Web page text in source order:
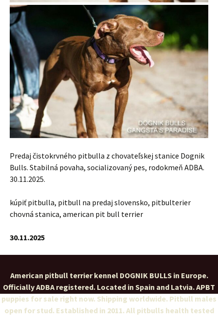
Predaj čistokrvného pitbulla z chovateľskej stanice Dognik
Bulls. Stabilná povaha, socializovaný pes, rodokmeň ADBA.
30.11.2025.
kúpiť pitbulla, pitbull na predaj slovensko, pitbulterier
chovná stanica, american pit bull terrier
30.11.2025
American pitbull terrier kennel DOGNIK BULLS in Europe.
Officially ADBA registered. Located in Spain and Latvia. APBT
puppies for sale right now. Shipping worldwide. Pitbull males
open for stud. Established in 2011. All pitbulls health tested